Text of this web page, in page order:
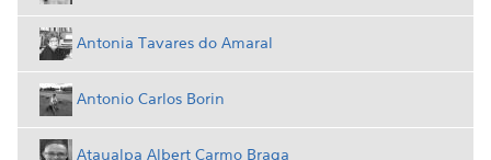
Antonia Tavares do Amaral
Antonio Carlos Borin
Ataualpa Albert Carmo Braga